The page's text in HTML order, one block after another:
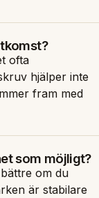
ofta
hjälper inte
fram med
som möjligt?
om du
är stabilare